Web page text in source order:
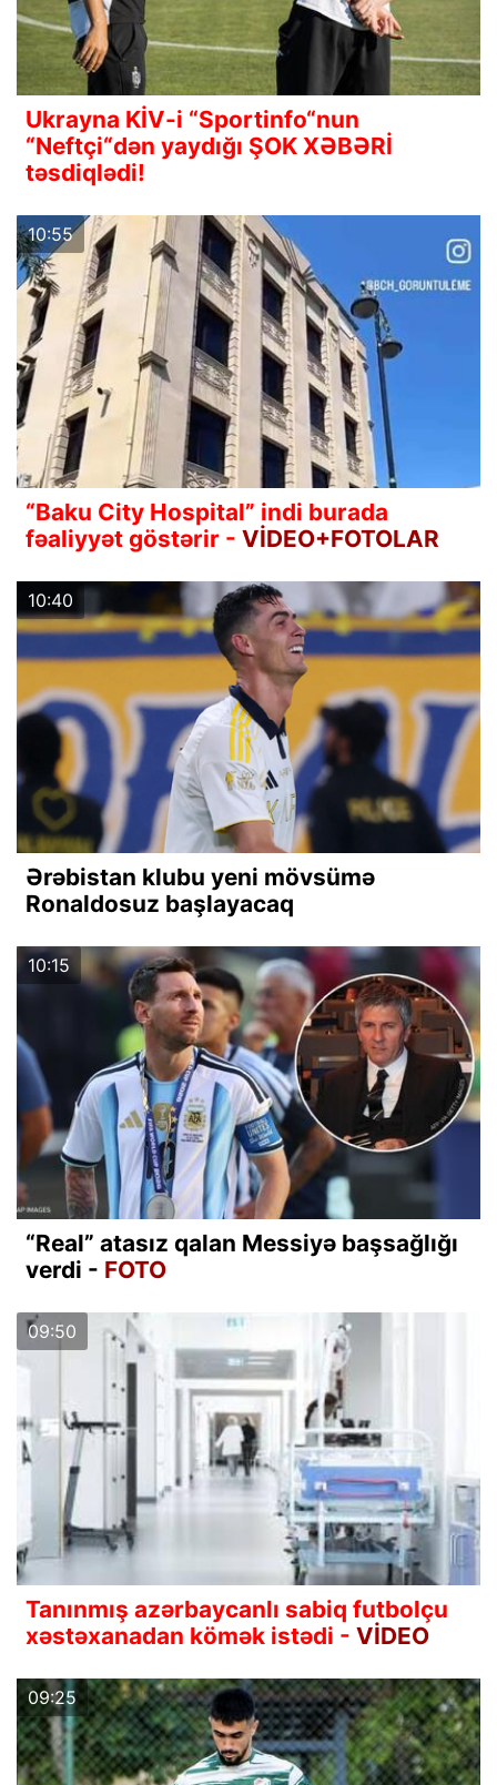
Ukrayna KİV-i “Sportinfo“nun
“Neftçi“dən yaydığı ŞOK XƏBƏRİ
təsdiqlədi!
10:55
“Baku City Hospital” indi burada
fəaliyyət göstərir - VİDEO+FOTOLAR
10:40
Ərəbistan klubu yeni mövsümə
Ronaldosuz başlayacaq
10:15
“Real” atasız qalan Messiyə başsağlığı
verdi - FOTO
09:50
Tanınmış azərbaycanlı sabiq futbolçu
xəstəxanadan kömək istədi - VİDEO
09:25